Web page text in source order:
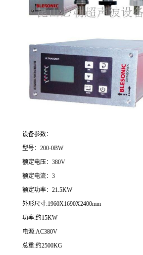
设备参数：
型号：200-0BW
额定电压：380V
额定电流：3
额定功率：21.5KW
外形尺寸:1960X1690X2400mm
功率:约15KW
电源:AC380V
总重:约2500KG